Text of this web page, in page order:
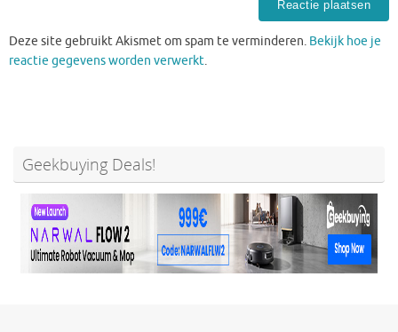
Deze site gebruikt Akismet om spam te verminderen. Bekijk hoe je
reactie gegevens worden verwerkt.
Geekbuying Deals!